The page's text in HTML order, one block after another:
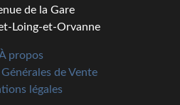
de la Gare
Loing-et-Orvanne
propos
de Vente
légales